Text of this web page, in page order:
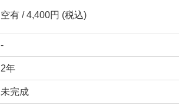
空有 / 4,400円 (税込)
-
2年
未完成